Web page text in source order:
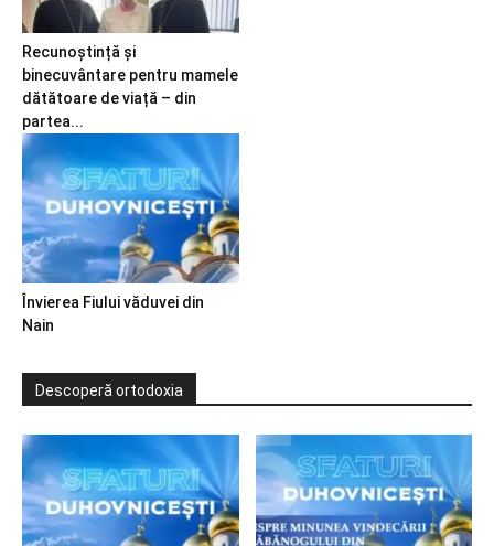
Recunoștință și
binecuvântare pentru mamele
dătătoare de viață – din
partea...
Învierea Fiului văduvei din
Nain
Descoperă ortodoxia